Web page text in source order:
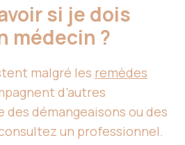
si je dois
médecin ?
malgré les remèdes
d’autres
démangeaisons ou des
un professionnel.